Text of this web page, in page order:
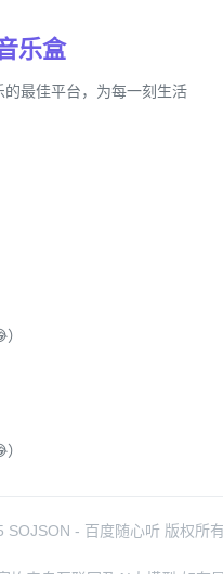
乐盒
的最佳平台，为每一刻生活
SOJSON - 百度随心听 版权所有